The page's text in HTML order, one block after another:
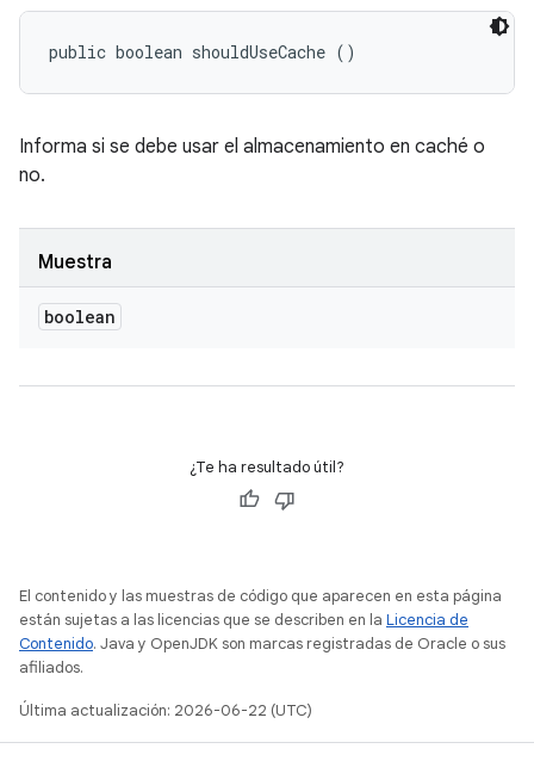
public boolean shouldUseCache ()
Informa si se debe usar el almacenamiento en caché o
no.
Muestra
boolean
¿Te ha resultado útil?
El contenido y las muestras de código que aparecen en esta página
están sujetas a las licencias que se describen en la Licencia de
Contenido. Java y OpenJDK son marcas registradas de Oracle o sus
afiliados.
Última actualización: 2026-06-22 (UTC)